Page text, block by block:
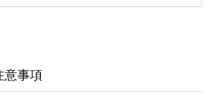
意事項